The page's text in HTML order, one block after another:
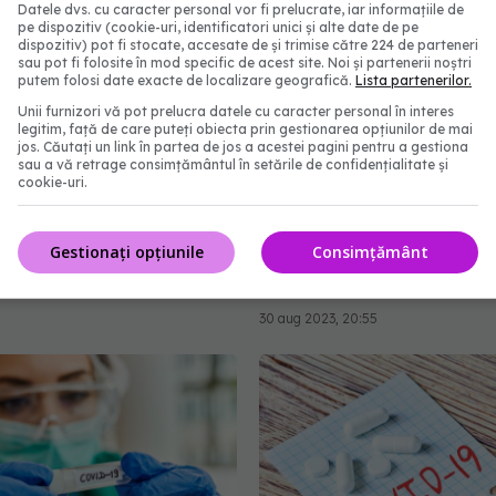
COVID, infecție
Simin Aysel
Vom avea de două ori
rece,
cu gripa
EXCLUSIV Creierul,
dramatic de pandemia
COVID. Valentin-Veron
accelerare a unor
care păreau să fie într-
mai lent
30 aug 2023, 20:55
Datele dvs. cu caracter personal vor fi prelucrate, iar informațiile de
pe dispozitiv (cookie-uri, identificatori unici și alte date de pe
dispozitiv) pot fi stocate, accesate de și trimise către 224 de parteneri
sau pot fi folosite în mod specific de acest site. Noi și partenerii noștri
putem folosi date exacte de localizare geografică. Lista partenerilor.
Unii furnizori vă pot prelucra datele cu caracter personal în interes
legitim, față de care puteți obiecta prin gestionarea opțiunilor de mai
jos. Căutați un link în partea de jos a acestei pagini pentru a gestiona
sau a vă retrage consimțământul în setările de confidențialitate și
cookie-uri.
Consimțământ
Gestionați opțiunile